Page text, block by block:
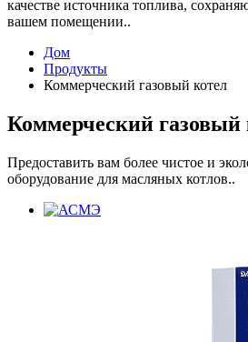
качестве источника топлива,
вашем помещении..
Дом
Продукты
Коммерческий газовый котел
Коммерческий газовый
Предоставить вам более чистое и
оборудование для масляных котлов..